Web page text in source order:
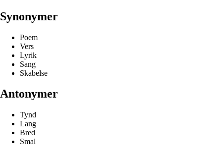
Synonymer
Poem
Vers
Lyrik
Sang
Skabelse
Antonymer
Tynd
Lang
Bred
Smal